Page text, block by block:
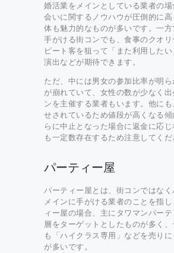
婚活業をメインとしている業者の場
会いに関するノウハウが圧倒的に高
体も魅力的なものが多いです。一
手がける街コンでも、食事のクオリ
ピート客を狙って「また利用した
演出などが期待できます。
ただ、中には男女の参加比率が明
が崩れていて、女性の数が少なく
ンを主催する業者もいます。他に
せされているため値段が高くなる傾
らに中止となった場合に返金に応
も一定数存在するため注意してくだ
パーティー屋
パーティー屋とは、街コンではな
メインに手がける業者のことを指
ィー屋の場合、主にタワマンパー
層をターゲットとしたものが多く
も「ハイクラス専用」などを売り
が多いです。